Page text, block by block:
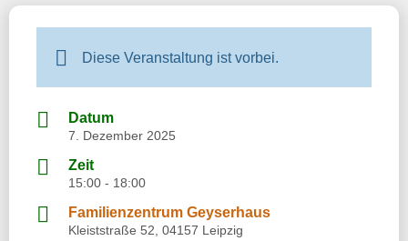
Diese Veranstaltung ist vorbei.
Datum
7. Dezember 2025
Zeit
15:00 - 18:00
Familienzentrum Geyserhaus
Kleiststraße 52, 04157 Leipzig